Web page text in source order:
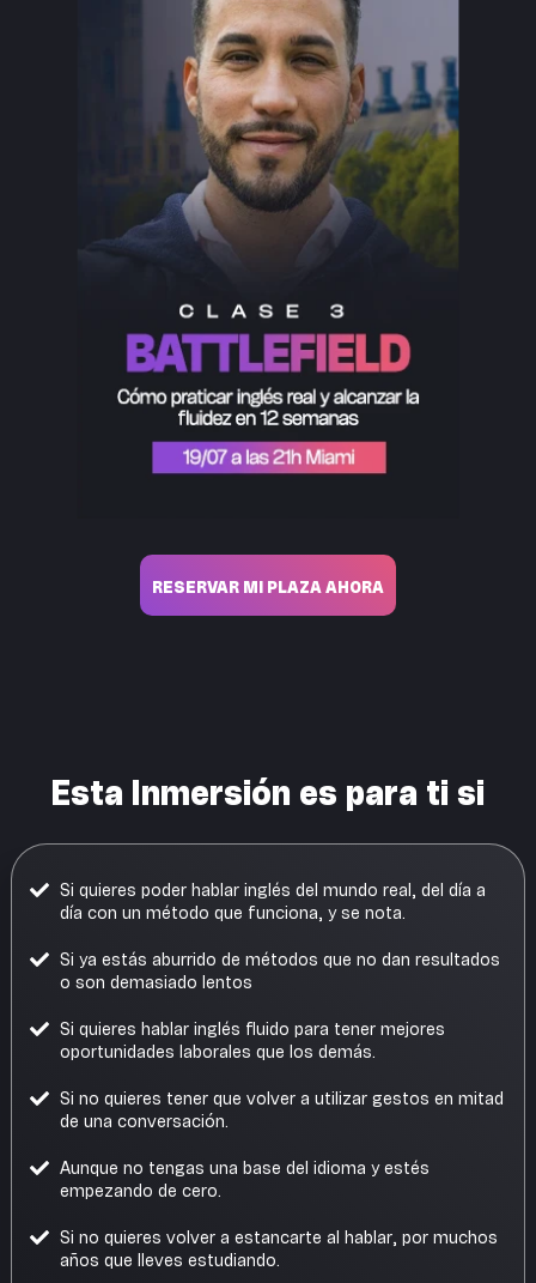
RESERVAR MI PLAZA AHORA
Esta Inmersión es para ti si
Si quieres poder hablar inglés del mundo real, del día a
día con un método que funciona, y se nota.
Si ya estás aburrido de métodos que no dan resultados
o son demasiado lentos
Si quieres hablar inglés fluido para tener mejores
oportunidades laborales que los demás.
Si no quieres tener que volver a utilizar gestos en mitad
de una conversación.
Aunque no tengas una base del idioma y estés
empezando de cero.
Si no quieres volver a estancarte al hablar, por muchos
años que lleves estudiando.